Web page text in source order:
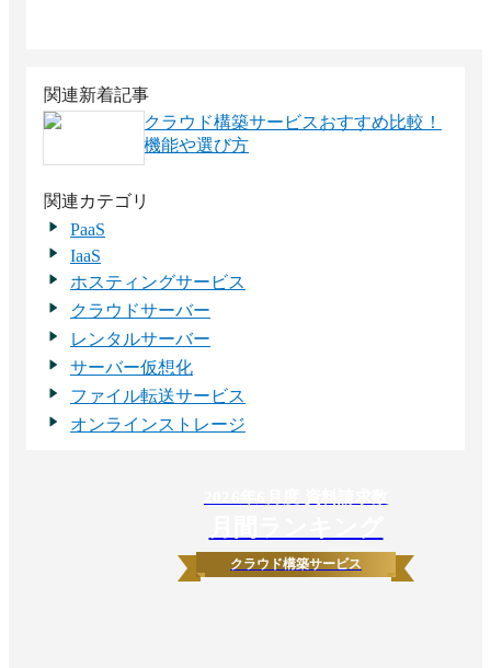
関連新着記事
クラウド構築サービスおすすめ比較！
機能や選び方
関連カテゴリ
PaaS
IaaS
ホスティングサービス
クラウドサーバー
レンタルサーバー
サーバー仮想化
ファイル転送サービス
オンラインストレージ
クラウド構築サービス